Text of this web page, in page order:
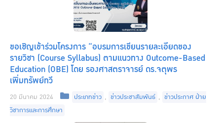
ขอเชิญเข้าร่วมโครงการ “อบรมการเขียนรายละเอียดของ
รายวิชา (Course Syllabus) ตามแนวทาง Outcome-Based
Education (OBE) โดย รองศาสตราจารย์ ดร.จตุพร
เพิ่มทรัพย์ทวี
20 มีนาคม 2024 Categories
ประเภทข่าว , ข่าวประชาสัมพันธ์ , ข่าวประกาศ ฝ่าย
วิชาการและการศึกษา